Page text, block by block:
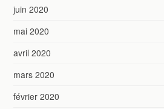
juin 2020
mai 2020
avril 2020
mars 2020
février 2020